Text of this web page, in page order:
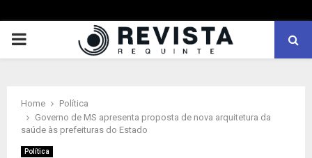
PRIMARY
Home
Política
Governo de MS apresenta proposta de nova arquitetura da
saúde às prefeituras do Estado
Política